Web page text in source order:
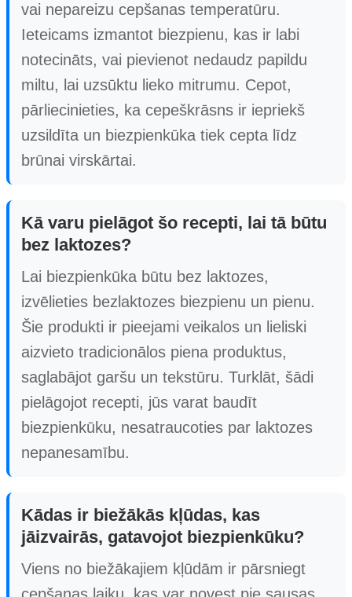
vai nepareizu cepšanas temperatūru.
Ieteicams izmantot biezpienu, kas ir labi
notecināts, vai pievienot nedaudz papildu
miltu, lai uzsūktu lieko mitrumu. Cepot,
pārliecinieties, ka cepeškrāsns ir iepriekš
uzsildīta un biezpienkūka tiek cepta līdz
brūnai virskārtai.
Kā varu pielāgot šo recepti, lai tā būtu
bez laktozes?
Lai biezpienkūka būtu bez laktozes,
izvēlieties bezlaktozes biezpienu un pienu.
Šie produkti ir pieejami veikalos un lieliski
aizvieto tradicionālos piena produktus,
saglabājot garšu un tekstūru. Turklāt, šādi
pielāgojot recepti, jūs varat baudīt
biezpienkūku, nesatraucoties par laktozes
nepanesamību.
Kādas ir biežākās kļūdas, kas
jāizvairās, gatavojot biezpienkūku?
Viens no biežākajiem kļūdām ir pārsniegt